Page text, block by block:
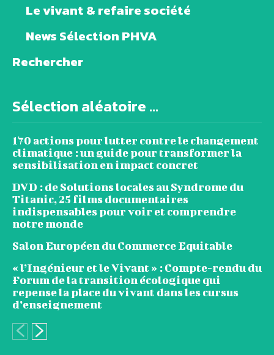
Le vivant & refaire société
News Sélection PHVA
Rechercher
Sélection aléatoire ...
170 actions pour lutter contre le changement
climatique : un guide pour transformer la
sensibilisation en impact concret
DVD : de Solutions locales au Syndrome du
Titanic, 25 films documentaires
indispensables pour voir et comprendre
notre monde
Salon Européen du Commerce Equitable
« l’Ingénieur et le Vivant » : Compte-rendu du
Forum de la transition écologique qui
repense la place du vivant dans les cursus
d’enseignement